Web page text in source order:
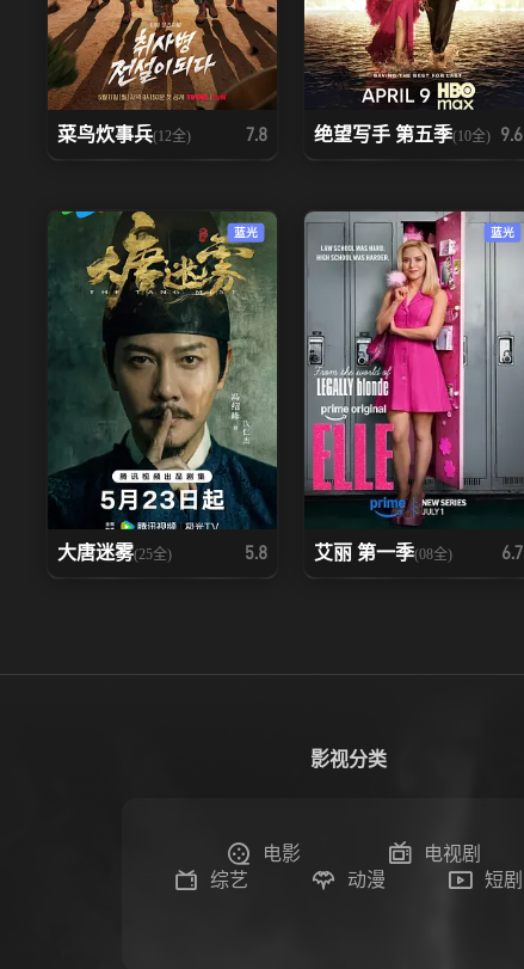
菜鸟炊事兵(12全) 7.8 绝望写手 第五季(10全) 9.6
蓝光
大唐迷雾(25全) 5.8
蓝光
艾丽 第一季(08全) 6.7
影视分类
电影
电视剧
综艺
动漫 短剧